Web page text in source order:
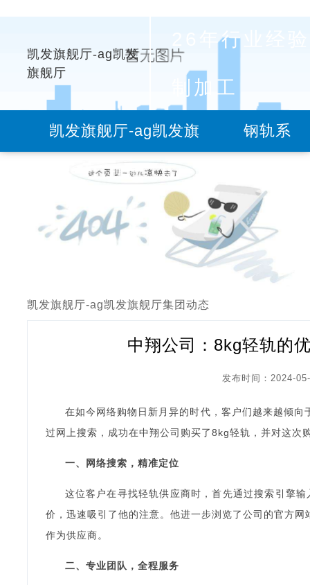
凯发旗舰厅-ag凯发
旗舰厅
26年行业经验
制加工
凯发旗舰厅-ag凯发旗
舰厅
钢轨系
凯发旗舰厅-ag凯发旗舰厅集团动态
中翔公司：8kg轻轨的
发布时间：2024-
在如今网络购物日新月异的时代，客户们越来越倾
过网上搜索，成功在中翔公司购买了8kg轻轨，并对这次
一、网络搜索，精准定位
这位客户在寻找轻轨供应商时，首先通过搜索引擎
价，迅速吸引了他的注意。他进一步浏览了公司的官方
作为供应商。
二、专业团队，全程服务